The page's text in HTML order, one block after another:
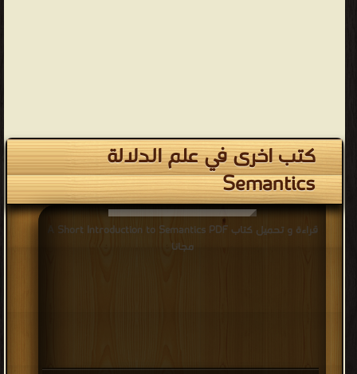
كتب اخرى في علم الدلالة
Semantics
قراءة و تحميل كتاب A Short Introduction to Semantics PDF
مجانا